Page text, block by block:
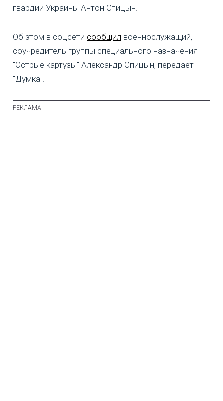
гвардии Украины Антон Спицын.
Об этом в соцсети сообщил военнослужащий,
соучредитель группы специального назначения
"Острые картузы" Александр Спицын, передает
"Думка".